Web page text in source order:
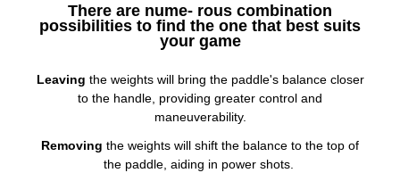
There are nume- rous combination
possibilities to find the one that best suits
your game
Leaving the weights will bring the paddle's balance closer
to the handle, providing greater control and
maneuverability.
Removing the weights will shift the balance to the top of
the paddle, aiding in power shots.